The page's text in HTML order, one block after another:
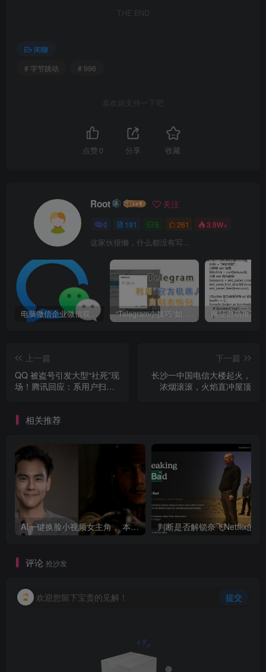
THE END
闲聊
# 字节跳动
# 996
喜欢就支持一下吧
点赞 0 分享 收藏
Root 关注
0 191 5 261 3.9W+
这家伙很懒，什么都没有写...
电脑微信企业微信双开/多开方法(最简单粗暴的解决方案) “Telegram小技巧”如何利用官方机器人自制表情包
上一篇
QQ 被盗号引发大型“社死”现
场！腾讯回应：系用户扫描
下一篇
长沙一中国电信大楼起火，
浓烟滚滚，火焰直冲屋顶
相关推荐
AI一键换脸小视频女主角， 本地版 太刺激 判断是否解锁奈飞Netflix的方
评论 抢沙发
欢迎您留下宝贵的见解！ 提交